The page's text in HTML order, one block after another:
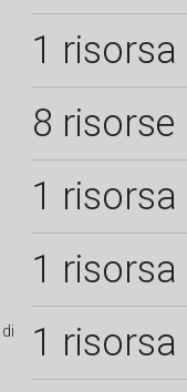
1 risorsa
8 risorse
1 risorsa
1 risorsa
di 1 risorsa